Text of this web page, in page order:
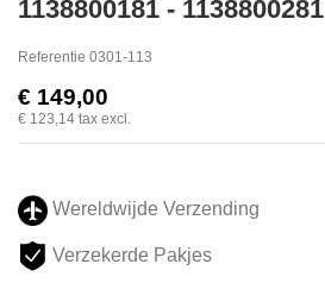
1138800181 - 1138800281
Referentie 0301-113
€ 149,00
€ 123,14 tax excl.
Wereldwijde Verzending
Verzekerde Pakjes